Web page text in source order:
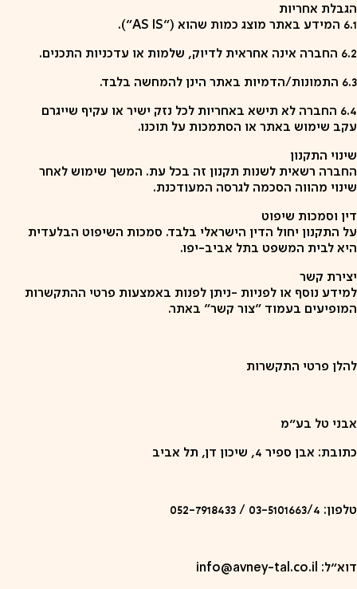
הגבלת אחריות
6.1 המידע באתר מוצג כמות שהוא ("AS IS").
6.2 החברה אינה אחראית לדיוק, שלמות או עדכניות התכנים.
6.3 התמונות/הדמיות באתר הינן להמחשה בלבד.
6.4 החברה לא תישא באחריות לכל נזק ישיר או עקיף שייגרם
עקב שימוש באתר או הסתמכות על תוכנו.
שינוי התקנון
החברה רשאית לשנות תקנון זה בכל עת. המשך שימוש לאחר
שינוי מהווה הסכמה לגרסה המעודכנת.
דין וסמכות שיפוט
על התקנון יחול הדין הישראלי בלבד. סמכות השיפוט הבלעדית
היא לבית המשפט בתל אביב-יפו.
יצירת קשר
למידע נוסף או לפניות -ניתן לפנות באמצעות פרטי ההתקשרות
המופיעים בעמוד "צור קשר" באתר.
להלן פרטי התקשרות
אבני טל בע״מ
כתובת: אבן ספיר 4, שיכון דן, תל אביב
טלפון: 03-5101663/4 / 052-7918433
דוא״ל: info@avney-tal.co.il